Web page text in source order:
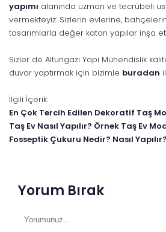
yapımı alanında uzman ve tecrübeli
vermekteyiz. Sizlerin evlerine,
tasarımlarla değer katan yapılar inşa
Sizler de Altungazi Yapı Mühendislik
duvar yaptırmak için bizimle buradan
İlgili İçerik:
En Çok Tercih Edilen Dekoratif Taş
Taş Ev Nasıl Yapılır? Örnek Taş Ev
Fosseptik Çukuru Nedir? Nasıl Yapılır?
Yorum Bırak